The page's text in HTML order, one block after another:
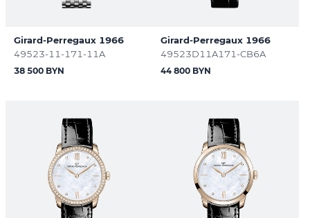
Girard-Perregaux 1966
49523-11-171-11A
38 500 BYN
Girard-Perregaux 1966
49523D11A171-CB6A
44 800 BYN